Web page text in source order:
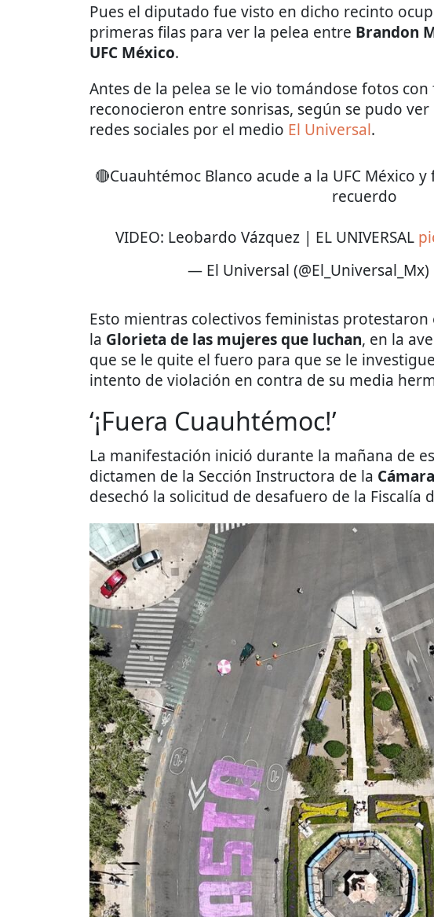
Pues el diputado fue visto en dicho recinto
primeras filas para ver la pelea entre Brandon
UFC México.
Antes de la pelea se le vio tomándose fotos
reconocieron entre sonrisas, según se pudo
redes sociales por el medio El Universal.
🔴Cuauhtémoc Blanco acude a la UFC México
recuerdo
VIDEO: Leobardo Vázquez | EL UNIVERSAL
— El Universal (@El_Universal_Mx)
Esto mientras colectivos feministas
la Glorieta de las mujeres que luchan, en la
que se le quite el fuero para que se le
intento de violación en contra de su media
‘¡Fuera Cuauhtémoc!’
La manifestación inició durante la mañana de
dictamen de la Sección Instructora de la
desechó la solicitud de desafuero de la Fiscalía